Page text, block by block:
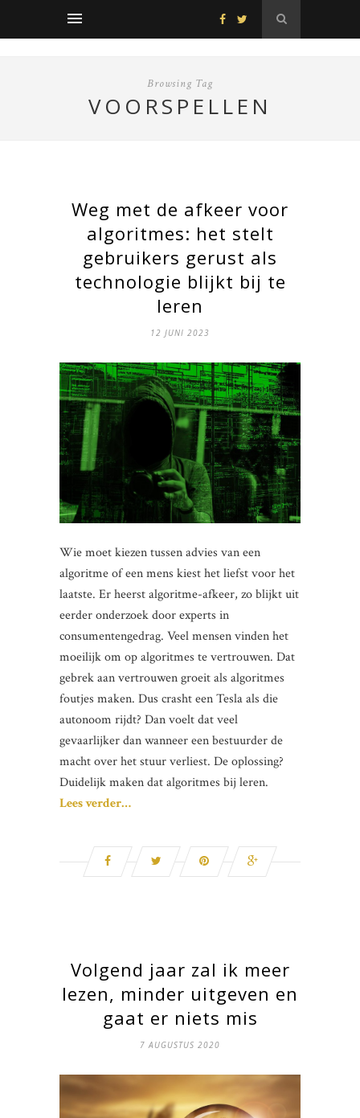
Browsing Tag
VOORSPELLEN
Weg met de afkeer voor
algoritmes: het stelt
gebruikers gerust als
technologie blijkt bij te
leren
12 JUNI 2023
Wie moet kiezen tussen advies van een
algoritme of een mens kiest het liefst voor het
laatste. Er heerst algoritme-afkeer, zo blijkt uit
eerder onderzoek door experts in
consumentengedrag. Veel mensen vinden het
moeilijk om op algoritmes te vertrouwen. Dat
gebrek aan vertrouwen groeit als algoritmes
foutjes maken. Dus crasht een Tesla als die
autonoom rijdt? Dan voelt dat veel
gevaarlijker dan wanneer een bestuurder de
macht over het stuur verliest. De oplossing?
Duidelijk maken dat algoritmes bij leren.
Lees verder…
Volgend jaar zal ik meer
lezen, minder uitgeven en
gaat er niets mis
7 AUGUSTUS 2020